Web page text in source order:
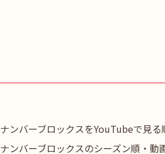
ナンバーブロックスをYouTubeで見る
ナンバーブロックスのシーズン順・動